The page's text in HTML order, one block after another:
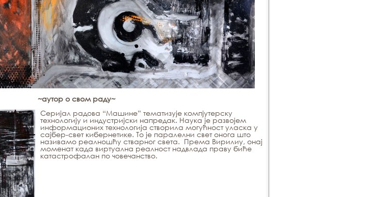
~аутор о свом раду~
Серијал радова “Машине” тематизује компјутерску
технологију и индустријски напредак. Наука је развојем
информационих технологија створила могућност уласка у
сајбер-свет кибернетике. То је паралелни свет онога што
називамо реалношћу стварног света. Према Вирилиу, онај
моменат када виртуална реалност надвлада праву биће
катастрофалан по човечанство.